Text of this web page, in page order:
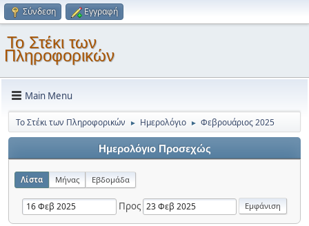
Σύνδεση Εγγραφή
Το Στέκι των
Πληροφορικών
Main Menu
Το Στέκι των Πληροφορικών ► Ημερολόγιο ► Φεβρουάριος 2025
Ημερολόγιο Προσεχώς
Λίστα Μήνας Εβδομάδα
Προς